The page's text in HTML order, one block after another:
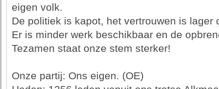
eigen volk.
De politiek is kapot, het vertrouwen is lager
Er is minder werk beschikbaar en de
Tezamen staat onze stem sterker!
Onze partij: Ons eigen. (OE)